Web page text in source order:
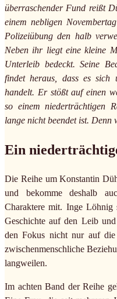
überraschender Fund reißt
einem nebligen
Polizeiübung den halb
Neben ihr liegt eine kleine
Unterleib bedeckt. Seine
findet heraus, dass es sich
handelt. Er stößt auf einen
so einem niederträchtigen
lange nicht beendet ist. Denn
Ein
Die Reihe um Konstantin
und bekomme deshalb
Charaktere mit. Inge Löhnig
Geschichte auf den Leib
den Fokus nicht nur auf
zwischenmenschliche
langweilen.
Im achten Band der Reihe